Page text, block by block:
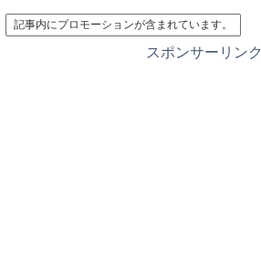
記事内にプロモーションが含まれています。
スポンサーリンク